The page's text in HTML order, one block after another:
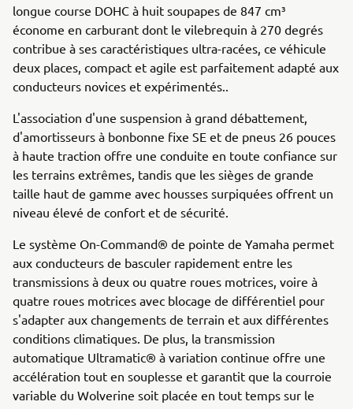
longue course DOHC à huit soupapes de 847 cm³
économe en carburant dont le vilebrequin à 270 degrés
contribue à ses caractéristiques ultra-racées, ce véhicule
deux places, compact et agile est parfaitement adapté aux
conducteurs novices et expérimentés..
L'association d'une suspension à grand débattement,
d'amortisseurs à bonbonne fixe SE et de pneus 26 pouces
à haute traction offre une conduite en toute confiance sur
les terrains extrêmes, tandis que les sièges de grande
taille haut de gamme avec housses surpiquées offrent un
niveau élevé de confort et de sécurité.
Le système On-Command® de pointe de Yamaha permet
aux conducteurs de basculer rapidement entre les
transmissions à deux ou quatre roues motrices, voire à
quatre roues motrices avec blocage de différentiel pour
s'adapter aux changements de terrain et aux différentes
conditions climatiques. De plus, la transmission
automatique Ultramatic® à variation continue offre une
accélération tout en souplesse et garantit que la courroie
variable du Wolverine soit placée en tout temps sur le